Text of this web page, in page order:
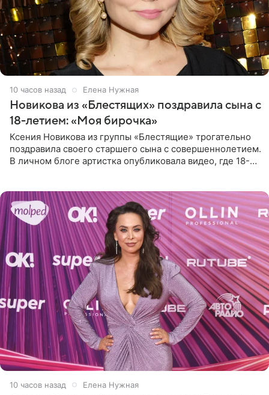
10 часов назад Елена Нужная
Новикова из «Блестящих» поздравила сына с
18-летием: «Моя бирочка»
Ксения Новикова из группы «Блестящие» трогательно
поздравила своего старшего сына с совершеннолетием.
В личном блоге артистка опубликовала видео, где 18-
10 часов назад Елена Нужная